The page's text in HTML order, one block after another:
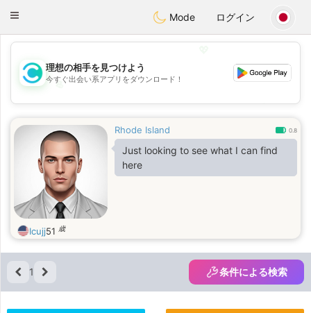
olombiaCitas
Toggle
Mode ログイン
💖
💕
理想の相手を見つけよう
今すぐ出会い系アプリをダウンロード！
Rhode Island 0.8
Just looking to see what I can find
here
Icujj51 歳
1 条件による検索